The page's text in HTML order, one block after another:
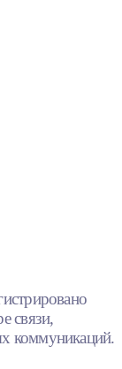
связи,
коммуникаций.